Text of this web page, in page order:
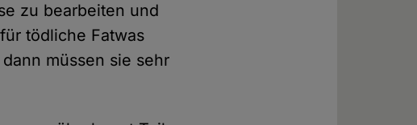
zu bearbeiten und
tödliche Fatwas
müssen sie sehr